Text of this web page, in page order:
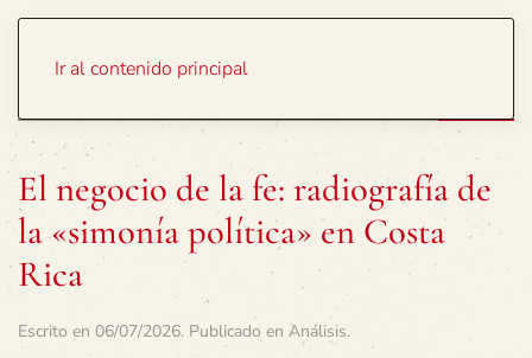
Ir al contenido principal
El negocio de la fe: radiografía de
la «simonía política» en Costa
Rica
Escrito en 06/07/2026. Publicado en Análisis.